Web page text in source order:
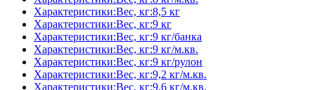
Характеристики:Вес, кг:8,5 кг
Характеристики:Вес, кг:9 кг
Характеристики:Вес, кг:9 кг/банка
Характеристики:Вес, кг:9 кг/м.кв.
Характеристики:Вес, кг:9 кг/рулон
Характеристики:Вес, кг:9,2 кг/м.кв.
Характеристики:Вес, кг:9,6 кг/м.кв.